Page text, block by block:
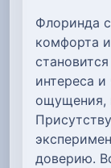
Флоринда
комфорта
интереса
ощущения,
доверию.